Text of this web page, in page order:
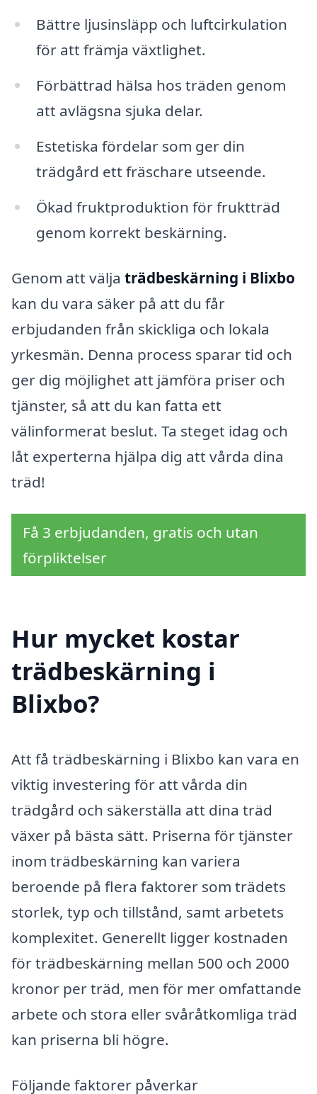
Bättre ljusinsläpp och luftcirkulation
för att främja växtlighet.
Förbättrad hälsa hos träden genom
att avlägsna sjuka delar.
Estetiska fördelar som ger din
trädgård ett fräschare utseende.
Ökad fruktproduktion för fruktträd
genom korrekt beskärning.
Genom att välja trädbeskärning i Blixbo
kan du vara säker på att du får
erbjudanden från skickliga och lokala
yrkesmän. Denna process sparar tid och
ger dig möjlighet att jämföra priser och
tjänster, så att du kan fatta ett
välinformerat beslut. Ta steget idag och
låt experterna hjälpa dig att vårda dina
träd!
Få 3 erbjudanden, gratis och utan
förpliktelser
Hur mycket kostar
trädbeskärning i
Blixbo?
Att få trädbeskärning i Blixbo kan vara en
viktig investering för att vårda din
trädgård och säkerställa att dina träd
växer på bästa sätt. Priserna för tjänster
inom trädbeskärning kan variera
beroende på flera faktorer som trädets
storlek, typ och tillstånd, samt arbetets
komplexitet. Generellt ligger kostnaden
för trädbeskärning mellan 500 och 2000
kronor per träd, men för mer omfattande
arbete och stora eller svåråtkomliga träd
kan priserna bli högre.
Följande faktorer påverkar